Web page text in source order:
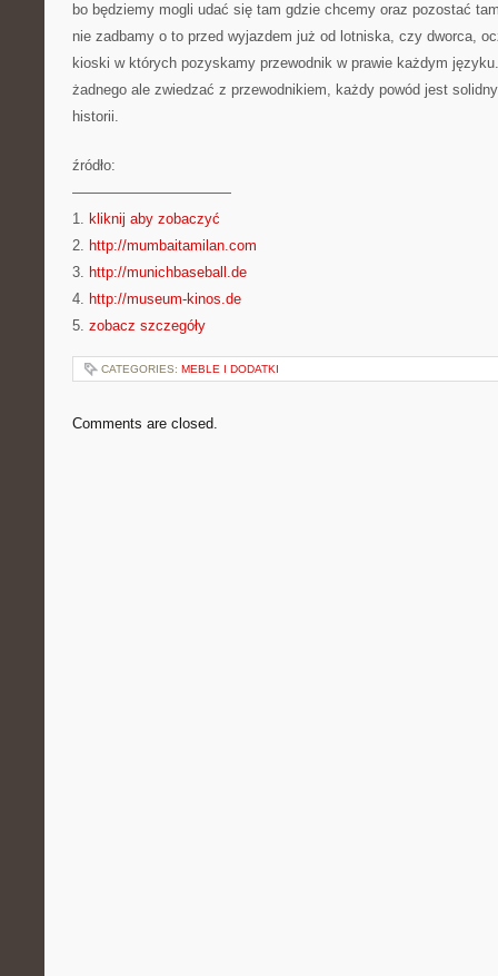
bo będziemy mogli udać się tam gdzie chcemy oraz pozostać
nie zadbamy o to przed wyjazdem już od lotniska, czy dworca,
kioski w których pozyskamy przewodnik w prawie każdym
żadnego ale zwiedzać z przewodnikiem, każdy powód jest
historii.
źródło:
———————————
1. kliknij aby zobaczyć
2. http://mumbaitamilan.com
3. http://munichbaseball.de
4. http://museum-kinos.de
5. zobacz szczegóły
CATEGORIES: MEBLE I DODATKI
Comments are closed.